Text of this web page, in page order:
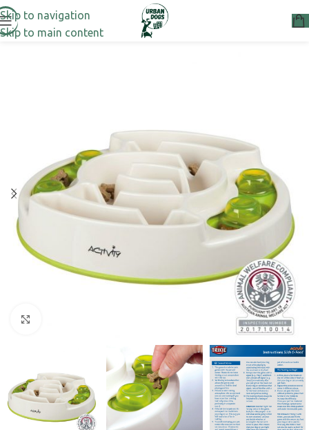
Skip to navigation
Skip to main content